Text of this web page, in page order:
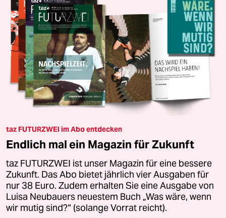
taz FUTURZWEI im Abo entdecken
Endlich mal ein Magazin für Zukunft
taz FUTURZWEI ist unser Magazin für eine bessere
Zukunft. Das Abo bietet jährlich vier Ausgaben für
nur 38 Euro. Zudem erhalten Sie eine Ausgabe von
Luisa Neubauers neuestem Buch „Was wäre, wenn
wir mutig sind?“ (solange Vorrat reicht).